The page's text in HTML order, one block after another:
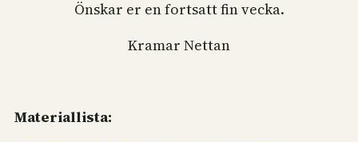
Önskar er en fortsatt fin vecka.
Kramar Nettan
Materiallista: